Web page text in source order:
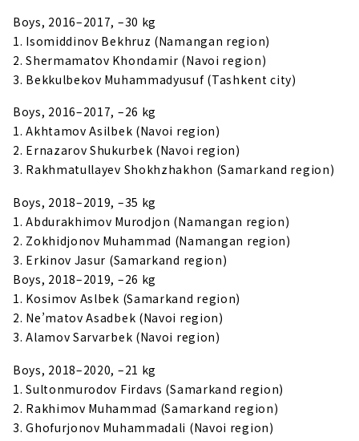
Boys, 2016–2017, –30 kg
1. Isomiddinov Bekhruz (Namangan region)
2. Shermamatov Khondamir (Navoi region)
3. Bekkulbekov Muhammadyusuf (Tashkent city)
Boys, 2016–2017, –26 kg
1. Akhtamov Asilbek (Navoi region)
2. Ernazarov Shukurbek (Navoi region)
3. Rakhmatullayev Shokhzhakhon (Samarkand region)
Boys, 2018–2019, –35 kg
1. Abdurakhimov Murodjon (Namangan region)
2. Zokhidjonov Muhammad (Namangan region)
3. Erkinov Jasur (Samarkand region)
Boys, 2018–2019, –26 kg
1. Kosimov Aslbek (Samarkand region)
2. Ne’matov Asadbek (Navoi region)
3. Alamov Sarvarbek (Navoi region)
Boys, 2018–2020, –21 kg
1. Sultonmurodov Firdavs (Samarkand region)
2. Rakhimov Muhammad (Samarkand region)
3. Ghofurjonov Muhammadali (Navoi region)